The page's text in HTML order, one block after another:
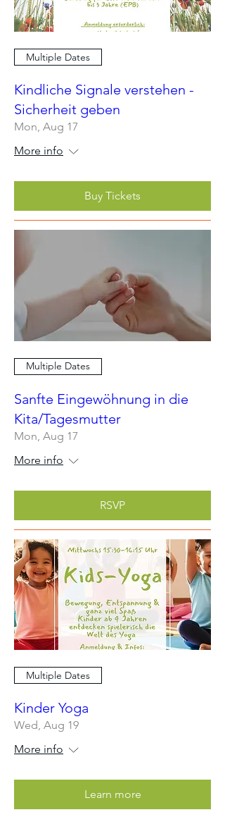
Multiple Dates
Kindliche Signale verstehen -
Sicherheit geben
Mon, Aug 17
More info
Buy Tickets
Multiple Dates
Sanfte Eingewöhnung in die
Kita/Tagesmutter
Mon, Aug 17
More info
RSVP
Multiple Dates
Kinder Yoga
Wed, Aug 19
More info
Learn more